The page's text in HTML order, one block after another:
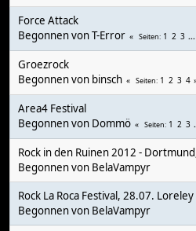
Force Attack
Begonnen vonT-Error Seiten 1 2 3 ...
Groezrock
Begonnen von binsch Seiten 1 2 3 4
Area4 Festival
Begonnen von Dommö Seiten 1 2 3
Rock in den Ruinen 2012 -
Begonnen von BelaVampyr
Rock La Roca Festival, 28.07. Loreley
Begonnen von BelaVampyr